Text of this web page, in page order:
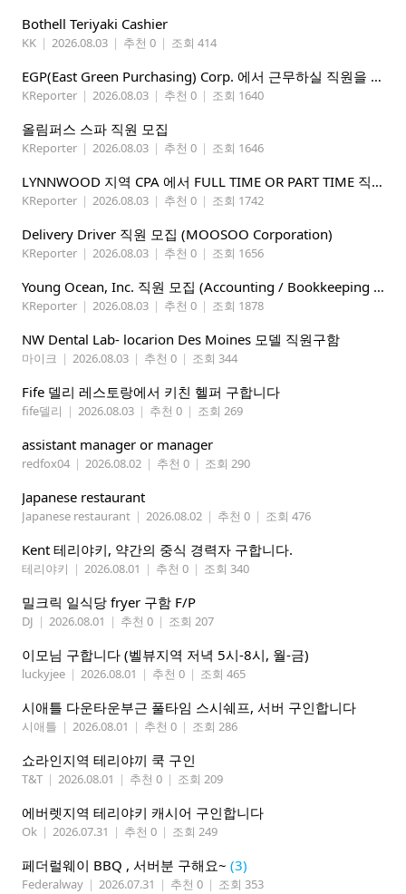
Bothell Teriyaki Cashier
KK | 2026.08.03 | 추천 0 | 조회 414
EGP(East Green Purchasing) Corp. 에서 근무하실 직원을 아래와 같이 모집합니다.
KReporter | 2026.08.03 | 추천 0 | 조회 1640
올림퍼스 스파 직원 모집
KReporter | 2026.08.03 | 추천 0 | 조회 1646
LYNNWOOD 지역 CPA 에서 FULL TIME OR PART TIME 직원을 찾습니다
KReporter | 2026.08.03 | 추천 0 | 조회 1742
Delivery Driver 직원 모집 (MOOSOO Corporation)
KReporter | 2026.08.03 | 추천 0 | 조회 1656
Young Ocean, Inc. 직원 모집 (Accounting / Bookkeeping 분야)
KReporter | 2026.08.03 | 추천 0 | 조회 1878
NW Dental Lab- locarion Des Moines 모델 직원구함
마이크 | 2026.08.03 | 추천 0 | 조회 344
Fife 델리 레스토랑에서 키친 헬퍼 구합니다
fife델리 | 2026.08.03 | 추천 0 | 조회 269
assistant manager or manager
redfox04 | 2026.08.02 | 추천 0 | 조회 290
Japanese restaurant
Japanese restaurant | 2026.08.02 | 추천 0 | 조회 476
Kent 테리야키, 약간의 중식 경력자 구합니다.
테리야키 | 2026.08.01 | 추천 0 | 조회 340
밀크릭 일식당 fryer 구함 F/P
DJ | 2026.08.01 | 추천 0 | 조회 207
이모님 구합니다 (벨뷰지역 저녁 5시-8시, 월-금)
luckyjee | 2026.08.01 | 추천 0 | 조회 465
시애틀 다운타운부근 풀타임 스시쉐프, 서버 구인합니다
시애틀 | 2026.08.01 | 추천 0 | 조회 286
쇼라인지역 테리야끼 쿡 구인
T&T | 2026.08.01 | 추천 0 | 조회 209
에버렛지역 테리야키 캐시어 구인합니다
Ok | 2026.07.31 | 추천 0 | 조회 249
페더럴웨이 BBQ , 서버분 구해요~ (3)
Federalway | 2026.07.31 | 추천 0 | 조회 353